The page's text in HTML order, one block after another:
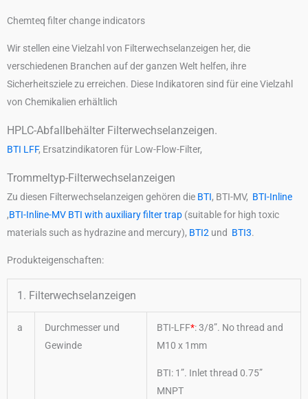
Chemteq filter change indicators
Wir stellen eine Vielzahl von Filterwechselanzeigen her, die
verschiedenen Branchen auf der ganzen Welt helfen, ihre
Sicherheitsziele zu erreichen. Diese Indikatoren sind für eine Vielzahl
von Chemikalien erhältlich
HPLC-Abfallbehälter Filterwechselanzeigen.
BTI LFF, Ersatzindikatoren für Low-Flow-Filter,
Trommeltyp-Filterwechselanzeigen
Zu diesen Filterwechselanzeigen gehören die BTI, BTI-MV, BTI-Inline
,BTI-Inline-MV BTI with auxiliary filter trap (suitable for high toxic
materials such as hydrazine and mercury), BTI2 und BTI3.
Produkteigenschaften:
1. Filterwechselanzeigen
a
Durchmesser und
Gewinde
BTI-LFF*: 3/8”. No thread and
M10 x 1mm
BTI: 1”. Inlet thread 0.75”
MNPT